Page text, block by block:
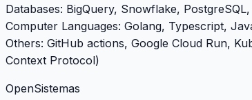
Databases: BigQuery, Snowflake,
Computer Languages: Golang, Typescript,
Others: GitHub actions, Google Cloud Run,
Context Protocol)
OpenSistemas